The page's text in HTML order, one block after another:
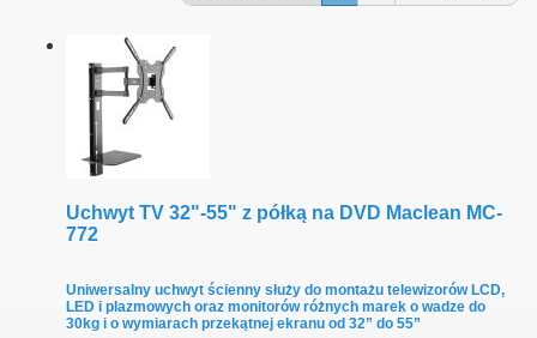
Uchwyt TV 32"-55" z półką na DVD Maclean MC-
772
Uniwersalny uchwyt ścienny służy do montażu telewizorów LCD,
LED i plazmowych oraz monitorów różnych marek o wadze do
30kg i o wymiarach przekątnej ekranu od 32” do 55”